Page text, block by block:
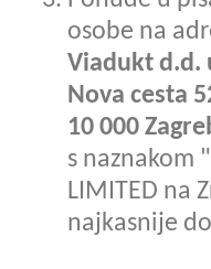
osobe na
Viadukt d.d.
Nova cesta
10 000
s naznakom
LIMITED na
najkasnije